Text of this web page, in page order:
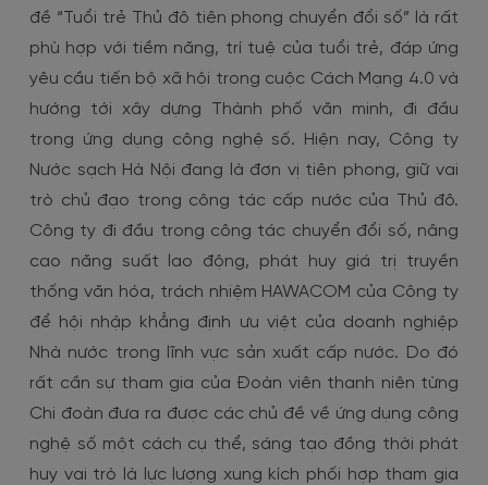
đề “Tuổi trẻ Thủ đô tiên phong chuyển đổi số” là rất
phù hợp với tiềm năng, trí tuệ của tuổi trẻ, đáp ứng
yêu cầu tiến bộ xã hội trong cuộc Cách Mạng 4.0 và
hướng tới xây dựng Thành phố văn minh, đi đầu
trong ứng dụng công nghệ số. Hiện nay, Công ty
Nước sạch Hà Nội đang là đơn vị tiên phong, giữ vai
trò chủ đạo trong công tác cấp nước của Thủ đô.
Công ty đi đầu trong công tác chuyển đổi số, nâng
cao năng suất lao động, phát huy giá trị truyền
thống văn hóa, trách nhiệm HAWACOM của Công ty
để hội nhập khẳng định ưu việt của doanh nghiệp
Nhà nước trong lĩnh vực sản xuất cấp nước. Do đó
rất cần sự tham gia của Đoàn viên thanh niên từng
Chi đoàn đưa ra được các chủ đề về ứng dụng công
nghệ số một cách cụ thể, sáng tạo đồng thời phát
huy vai trò là lực lượng xung kích phối hợp tham gia